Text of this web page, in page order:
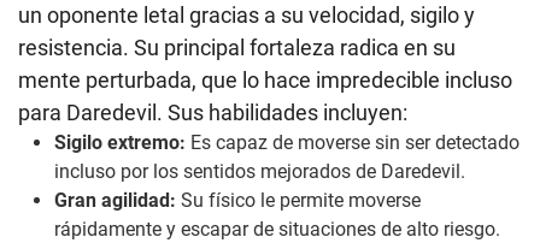
un oponente letal gracias a su velocidad, sigilo y
resistencia. Su principal fortaleza radica en su
mente perturbada, que lo hace impredecible incluso
para Daredevil. Sus habilidades incluyen:
Sigilo extremo: Es capaz de moverse sin ser detectado
incluso por los sentidos mejorados de Daredevil.
Gran agilidad: Su físico le permite moverse
rápidamente y escapar de situaciones de alto riesgo.